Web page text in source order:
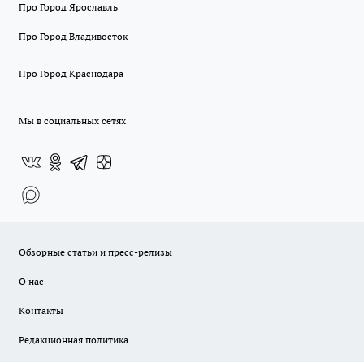
Про Город Ярославль
Про Город Владивосток
Про Город Краснодара
Мы в социальных сетях
Обзорные статьи и пресс-релизы
О нас
Контакты
Редакционная политика